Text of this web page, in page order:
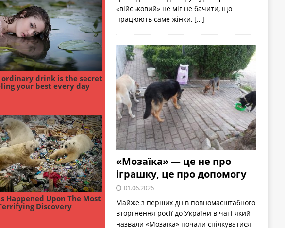
«військовий» не міг не бачити, що
працюють саме жінки, […]
«Мозаїка» — це не про
іграшку, це про допомогу
01.06.2026
Майже з перших днів повномасштабного
вторгнення росії до України в чаті який
назвали «Мозаїка» почали спілкуватися